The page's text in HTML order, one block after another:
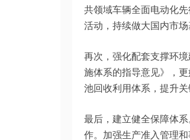
共领域车辆全面电动化
活动，持续做大国内市场
再次，强化配套支撑环
施体系的指导意见》，
池回收利用体系，提升关
最后，建立健全保障体
作。加强生产准入管理